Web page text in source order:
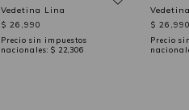
Vedetina Lina
$ 26,990
Precio sin impuestos
nacionales: $ 22,306
$
Precio